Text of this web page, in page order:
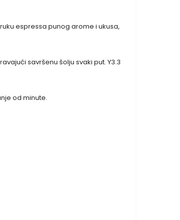
espressa punog arome i ukusa,
savršenu šolju svaki put. Y3.3
od minute.